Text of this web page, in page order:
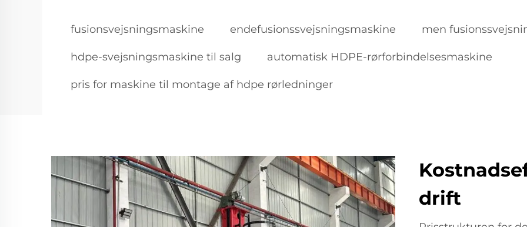
fusionsvejsningsmaskine endefusionssvejsningsmaskine men
hdpe-svejsningsmaskine til salg automatisk HDPE-rørforbindelsesmaskine
pris for maskine til montage af hdpe rørledninger
drift